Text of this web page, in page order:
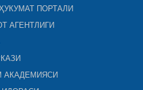
ПОРТАЛИ
АГЕНТЛИГИ
АКАДЕМИЯСИ